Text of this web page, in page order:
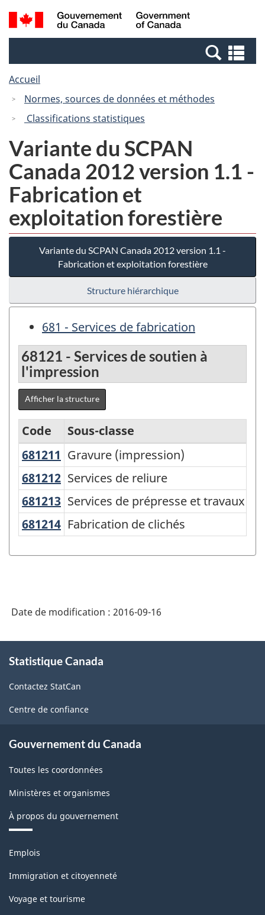
Passer
au
Passer
à
Canada
Recherche
et
et
Accueil
Normes, sources de données et méthodes
Classifications statistiques
Variante du SCPAN
Canada 2012 version 1.1 -
Fabrication et
exploitation forestière
Variante du SCPAN Canada 2012 version 1.1 -
Fabrication et exploitation forestière
Structure hiérarchique
681 - Services de fabrication
68121 - Services de soutien à
l'impression
Afficher la structure
Variante
du
SCPAN
Canada
2012
version
Fabrication
exploitation
forestière
-
Structure
la
classification
Code
Sous-classe
681211 Gravure (impression)
Gravure (impression)
681212 Services de reliure
Services de reliure
681213 Services de prépresse et travaux
Services de prépresse et travaux
681214 Fabrication de clichés
Fabrication de clichés
Date de modification : 2016-09-16
propos
ce
site
Statistique Canada
Contactez StatCan
Centre de confiance
Gouvernement du Canada
Toutes les coordonnées
Ministères et organismes
À propos du gouvernement
Thèmes
sujets
Emplois
Immigration et citoyenneté
Voyage et tourisme